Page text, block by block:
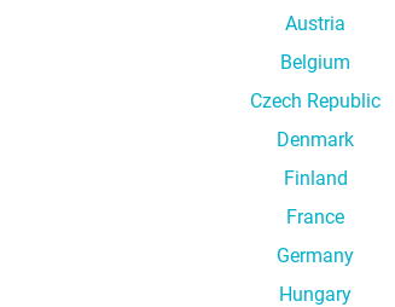
Austria
Belgium
Czech Republic
Denmark
Finland
France
Germany
Hungary